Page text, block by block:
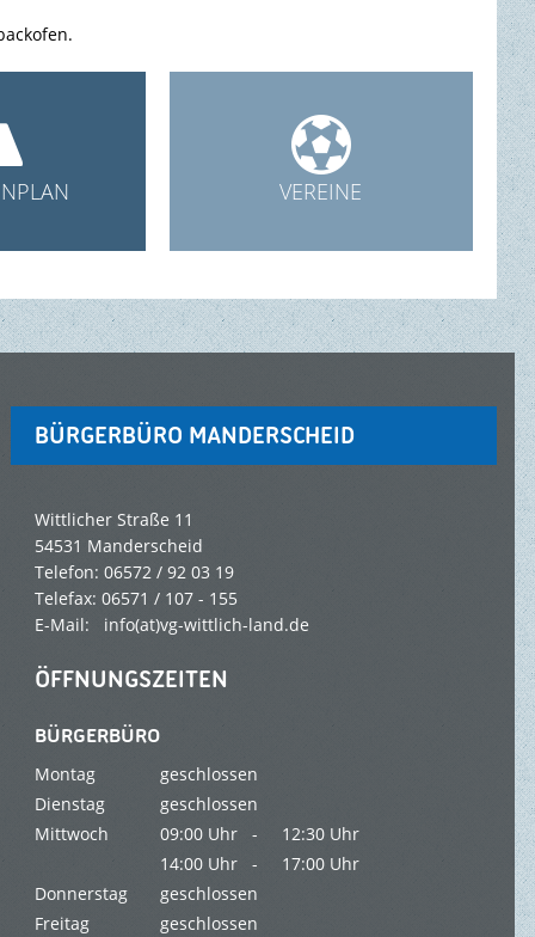

VEREINE
BÜRGERBÜRO MANDERSCHEID
Wittlicher Straße 11
54531 Manderscheid
Telefon: 06572 / 92 03 19
Telefax: 06571 / 107 - 155
E-Mail: info(at)vg-wittlich-land.de
ÖFFNUNGSZEITEN
BÜRGERBÜRO
Montag
geschlossen
Dienstag
geschlossen
Mittwoch
09:00 Uhr - 12:30 Uhr
14:00 Uhr -
17:00 Uhr
Donnerstag
geschlossen
Freitag
geschlossen